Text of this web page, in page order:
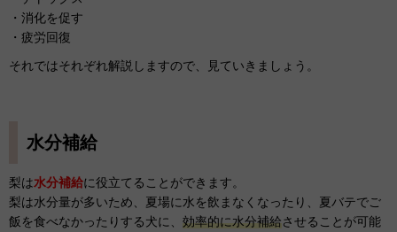
・消化を促す
・疲労回復
それではそれぞれ解説しますので、見ていきましょう。
水分補給
梨は水分補給に役立てることができます。
梨は水分量が多いため、夏場に水を飲まなくなったり、夏バテでご
飯を食べなかったりする犬に、 効率的に水分補給させることが可能